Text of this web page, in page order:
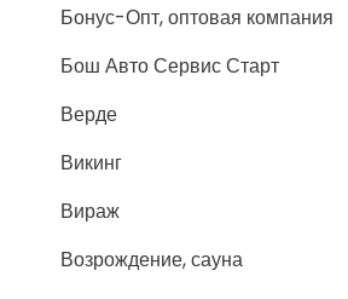
Бонус-Опт, оптовая компания
Бош Авто Сервис Старт
Верде
Викинг
Вираж
Возрождение, сауна